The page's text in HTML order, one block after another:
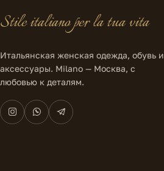
Stile italiano per la tua vita
Итальянская женская одежда, обувь и
аксессуары. Milano — Москва, с
любовью к деталям.